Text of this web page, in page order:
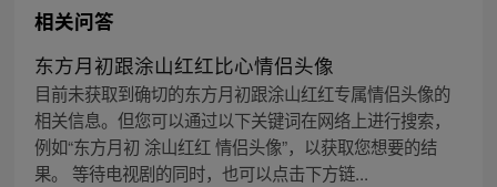
相关问答
东方月初跟涂山红红比心情侣头像
目前未获取到确切的东方月初跟涂山红红专属情侣头像的
相关信息。但您可以通过以下关键词在网络上进行搜索，
例如“东方月初 涂山红红 情侣头像”，以获取您想要的结
果。 等待电视剧的同时，也可以点击下方链...